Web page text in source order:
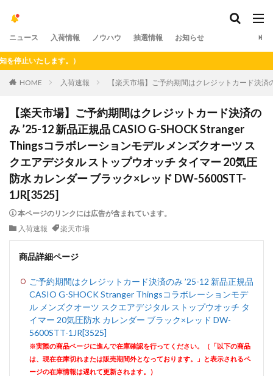
ニュース 入荷情報 ノウハウ 抽選情報 お知らせ
たします。）
HOME 入荷速報 【楽天市場】ご予約期間はクレジットカード決
【楽天市場】ご予約期間はクレジットカード決済の
み ’25-12 新品正規品 CASIO G-SHOCK Stranger
Thingsコラボレーションモデル メンズクオーツ ス
クエアデジタル ストップウオッチ タイマー 20気圧
防水 カレンダー ブラック×レッド DW-5600STT-
1JR[3525]
本ページのリンクには広告が含まれています。
入荷速報
楽天市場
商品詳細ページ
ご予約期間はクレジットカード決済のみ ’25-12 新品正規品
CASIO G-SHOCK Stranger Thingsコラボレーションモデ
ル メンズクオーツ スクエアデジタル ストップウオッチ タ
イマー 20気圧防水 カレンダー ブラック×レッド DW-
5600STT-1JR[3525]
※実際の商品ページに進んで在庫確認を行ってください。（「以下の商品
は、現在在庫切れまたは販売期間外となっております。」と表示されるペ
ージの在庫情報は遅れて更新されます。）